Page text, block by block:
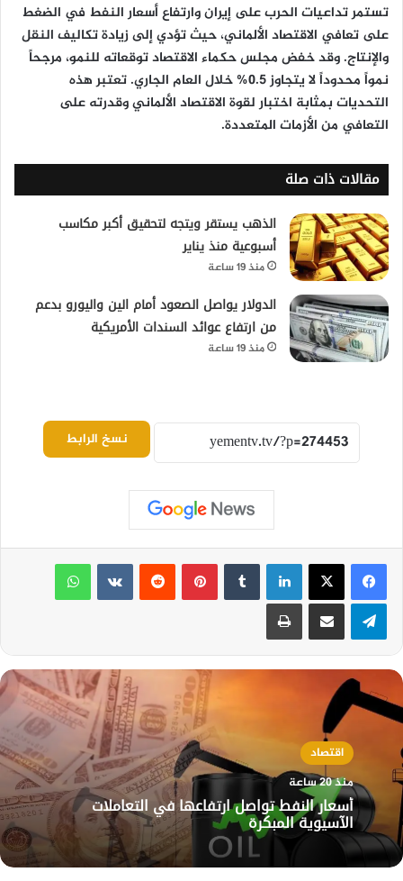
تستمر تداعيات الحرب على إيران وارتفاع أسعار النفط في الضغط
على تعافي الاقتصاد الألماني، حيث تؤدي إلى زيادة تكاليف النقل
والإنتاج. وقد خفض مجلس حكماء الاقتصاد توقعاته للنمو، مرجحاً
نمواً محدوداً لا يتجاوز 0.5% خلال العام الجاري. تعتبر هذه
التحديات بمثابة اختبار لقوة الاقتصاد الألماني وقدرته على
التعافي من الأزمات المتعددة.
مقالات ذات صلة
الذهب يستقر ويتجه لتحقيق أكبر مكاسب
أسبوعية منذ يناير
منذ 19 ساعة
الدولار يواصل الصعود أمام الين واليورو بدعم
من ارتفاع عوائد السندات الأمريكية
منذ 19 ساعة
نسخ الرابط
لينكدإن بينتيريست
واتساب
تيلقرام مشاركة عبر البريد طباعة
اقتصاد
منذ 20 ساعة
أسعار النفط تواصل ارتفاعها في التعاملات
الآسيوية المبكرة